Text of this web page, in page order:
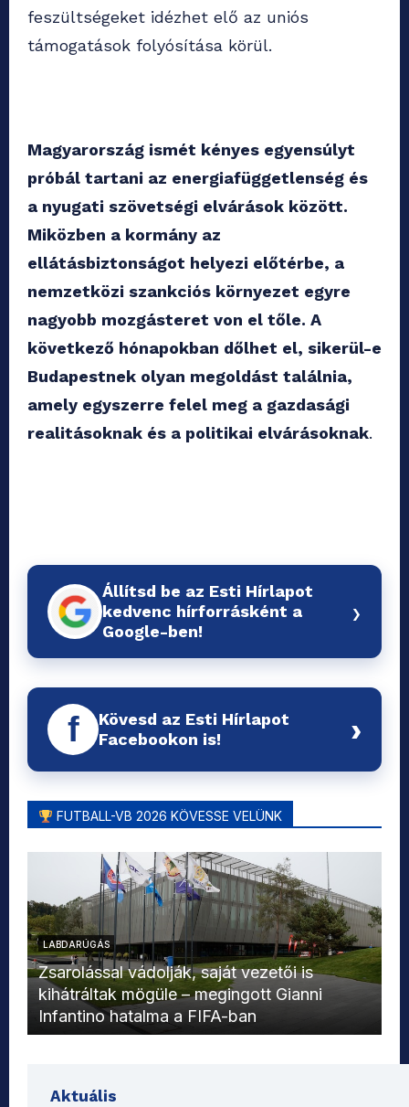
feszültségeket idézhet elő az uniós
támogatások folyósítása körül.
Magyarország ismét kényes egyensúlyt
próbál tartani az energiafüggetlenség és
a nyugati szövetségi elvárások között.
Miközben a kormány az
ellátásbiztonságot helyezi előtérbe, a
nemzetközi szankciós környezet egyre
nagyobb mozgásteret von el tőle. A
következő hónapokban dőlhet el, sikerül-e
Budapestnek olyan megoldást találnia,
amely egyszerre felel meg a gazdasági
realitásoknak és a politikai elvárásoknak.
Állítsd be az Esti Hírlapot
kedvenc hírforrásként a
Google-ben!
›
f
Kövesd az Esti Hírlapot
Facebookon is!
›
FUTBALL-VB 2026 KÖVESSE VELÜNK
LABDARÚGÁS
Zsarolással vádolják, saját vezetői is
kihátráltak mögüle – megingott Gianni
Infantino hatalma a FIFA-ban
Aktuális